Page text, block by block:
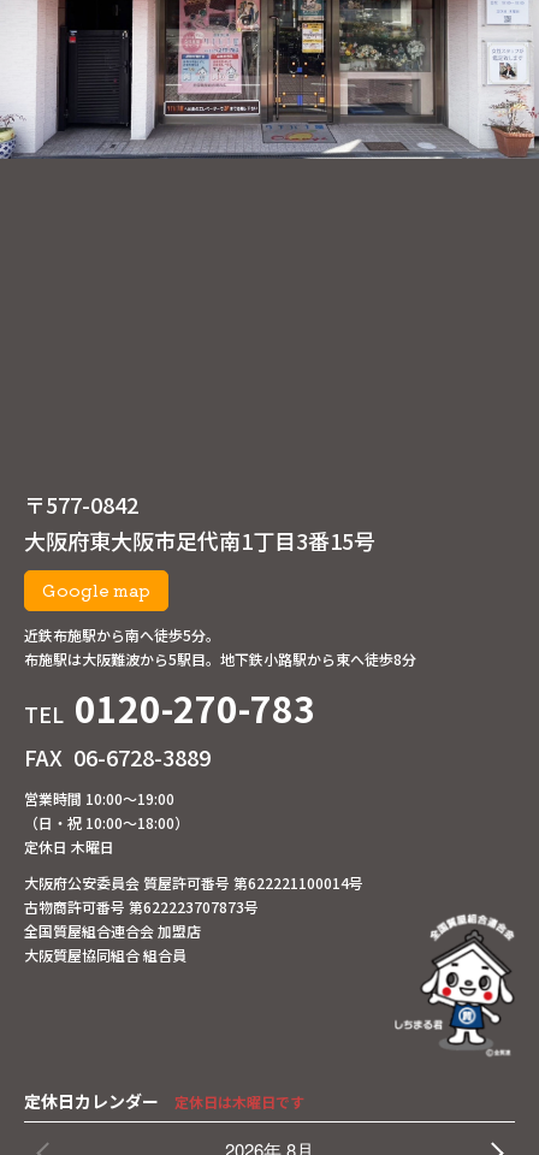
〒577-0842
大阪府東大阪市足代南1丁目3番15号
Google map
近鉄布施駅から南へ徒歩5分。
布施駅は大阪難波から5駅目。地下鉄小路駅から東へ徒歩8分
TEL 0120-270-783
FAX 06-6728-3889
営業時間 10:00～19:00
（日・祝 10:00～18:00）
定休日 木曜日
大阪府公安委員会 質屋許可番号 第622221100014号
古物商許可番号 第622223707873号
全国質屋組合連合会 加盟店
大阪質屋協同組合 組合員
定休日カレンダー 定休日は木曜日です
2026年 8月